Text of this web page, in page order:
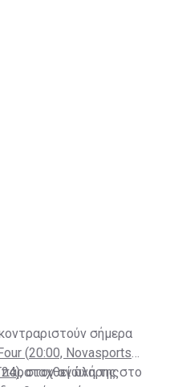
σήμερα
(20:00, Novasports
), στον αγώνα της
πλήρης στο